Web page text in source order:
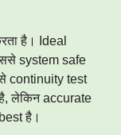
है। Ideal
system safe
continuity test
लेकिन accurate
है।